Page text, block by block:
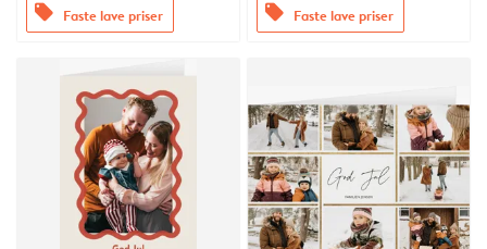
offers Faste lave priser offers Faste lave priser